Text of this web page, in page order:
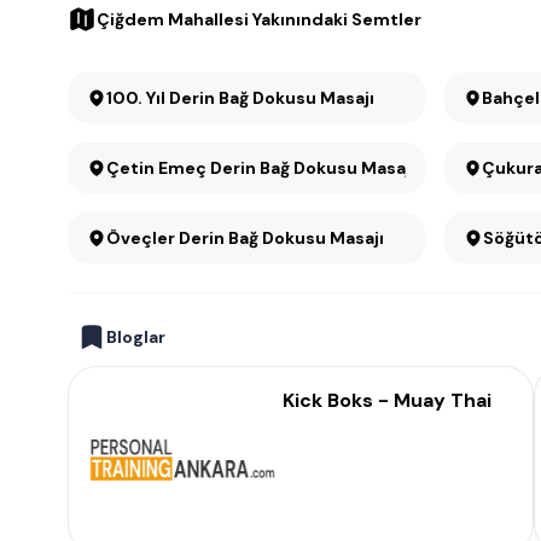
Çiğdem Mahallesi Yakınındaki Semtler
100. Yıl Derin Bağ Dokusu Masajı
Çetin Emeç Derin Bağ Dokusu Masajı
Öveçler Derin Bağ Dokusu Masajı
Bloglar
Kick Boks - Muay Thai